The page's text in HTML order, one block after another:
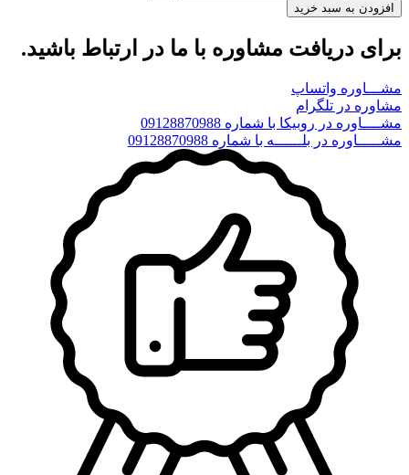
افزودن به سبد خرید
برای دریافت مشاوره با ما در ارتباط باشید.
مشـــاوره واتساپ
مشاوره در تلگرام
مشــــاوره در روبیکا با شماره 09128870988
مشـــــاوره در بلــــــه با شماره 09128870988